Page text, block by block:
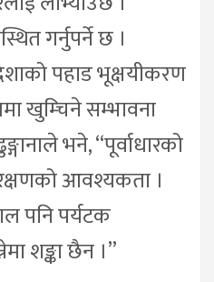
गर्नुपर्ने छ ।
पहाड भूक्षयीकरण
खुम्चिने सम्भावना
भने, “पूर्वाधारको
आवश्यकता ।
पनि पर्यटक
शङ्का छैन ।”